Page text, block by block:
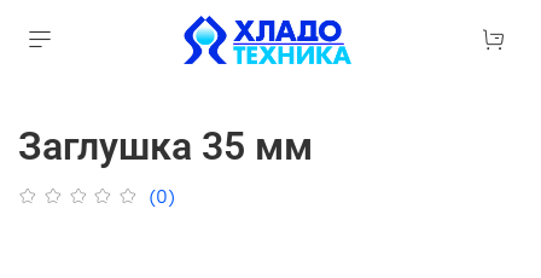
Заглушка 35 мм
(0)